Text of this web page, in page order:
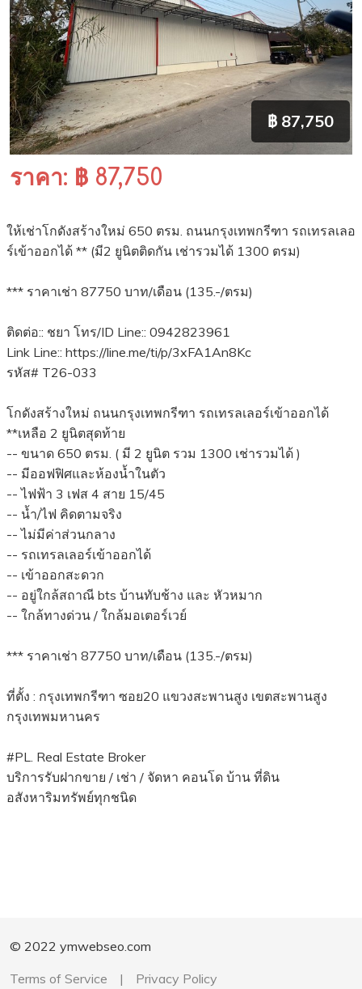
฿ 87,750
ราคา: ฿ 87,750
ให้เช่าโกดังสร้างใหม่ 650 ตรม. ถนนกรุงเทพกรีฑา รถเทรลเลอ
ร์เข้าออกได้ ** (มี2 ยูนิตติดกัน เช่ารวมได้ 1300 ตรม)
*** ราคาเช่า 87750 บาท/เดือน (135.-/ตรม)
ติดต่อ:: ชยา โทร/ID Line:: 0942823961
Link Line:: https://line.me/ti/p/3xFA1An8Kc
รหัส# T26-033
โกดังสร้างใหม่ ถนนกรุงเทพกรีฑา รถเทรลเลอร์เข้าออกได้
**เหลือ 2 ยูนิตสุดท้าย
-- ขนาด 650 ตรม. ( มี 2 ยูนิต รวม 1300 เช่ารวมได้ )
-- มีออฟฟิศและห้องน้ำในตัว
-- ไฟฟ้า 3 เฟส 4 สาย 15/45
-- น้ำ/ไฟ คิดตามจริง
-- ไม่มีค่าส่วนกลาง
-- รถเทรลเลอร์เข้าออกได้
-- เข้าออกสะดวก
-- อยู่ใกล้สถาณี bts บ้านทับช้าง และ หัวหมาก
-- ใกล้ทางด่วน / ใกล้มอเตอร์เวย์
*** ราคาเช่า 87750 บาท/เดือน (135.-/ตรม)
ที่ตั้ง : กรุงเทพกรีฑา ซอย20 แขวงสะพานสูง เขตสะพานสูง
กรุงเทพมหานคร
#PL. Real Estate Broker
บริการรับฝากขาย / เช่า / จัดหา คอนโด บ้าน ที่ดิน
อสังหาริมทรัพย์ทุกชนิด
© 2022 ymwebseo.com
Terms of Service
| Privacy Policy